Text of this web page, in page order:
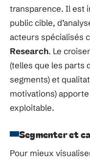
transparence. Il est
public cible,
acteurs spécialisés
Research. Le
(telles que les parts
segments) et
motivations)
exploitable.
Segmenter et
Pour mieux